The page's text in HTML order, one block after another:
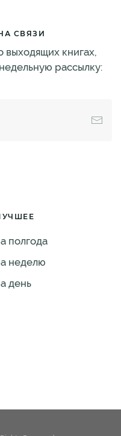
СВЯЗИ
выходящих книгах,
рассылку:
полгода
неделю
день